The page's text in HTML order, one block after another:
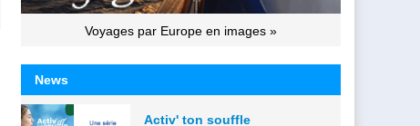
Voyages par Europe en images »
News
Activ' ton souffle